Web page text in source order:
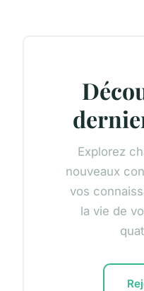
Explorez
nouveaux
vos
la vie de